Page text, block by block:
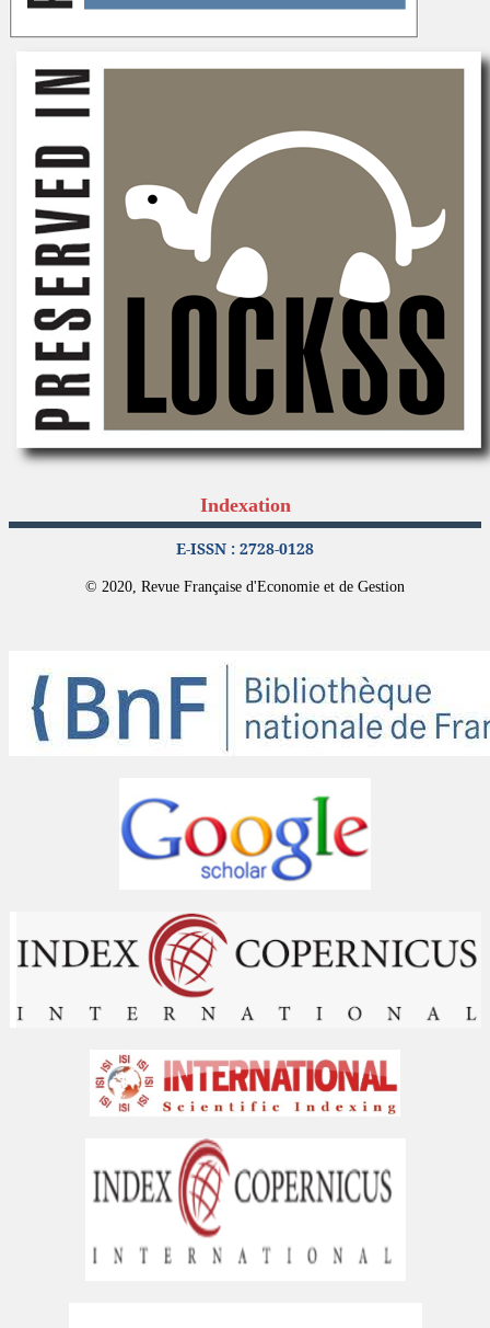
Indexation
E-ISSN : 2728-0128
© 2020, Revue Française d'Economie et de Gestion